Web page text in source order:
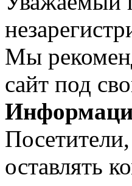
Мы
сайт под
оставлять